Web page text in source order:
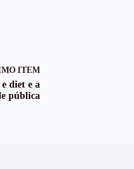
ITEM
diet e a
pública